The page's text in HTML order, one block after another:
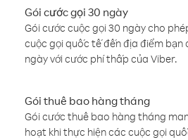
Gói cước gọi 30 ngày
Gói cước cuộc gọi 30 ngày cho
cuộc gọi quốc tế đến địa điểm bạn
ngày với cước phí thấp của Viber.
Gói thuê bao hàng tháng
Gói cước thuê bao hàng tháng
hoạt khi thực hiện các cuộc gọi